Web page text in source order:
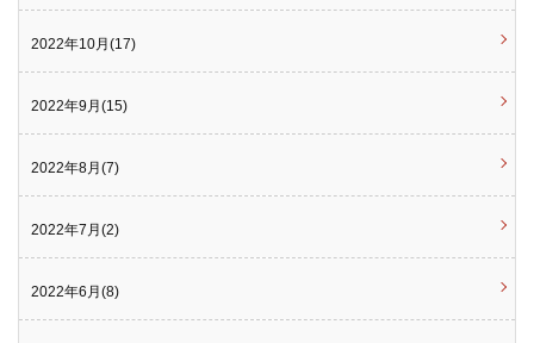
2022年10月(17)
2022年9月(15)
2022年8月(7)
2022年7月(2)
2022年6月(8)